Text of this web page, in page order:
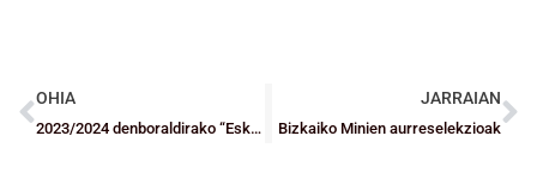
OHIA
2023/2024 denboraldirako “Eskola baloi ofiziala”
JARRAIAN
Bizkaiko Minien aurreselekzioak